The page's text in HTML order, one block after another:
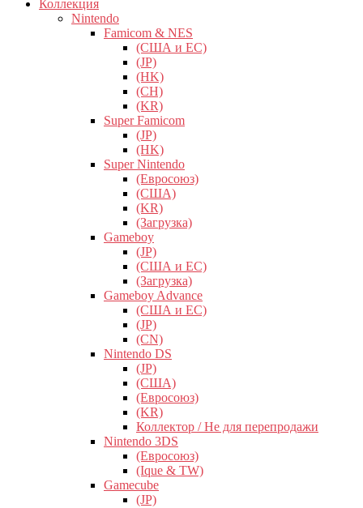
Коллекция
Nintendo
Famicom & NES
(США и ЕС)
(JP)
(HK)
(CH)
(KR)
Super Famicom
(JP)
(HK)
Super Nintendo
(Евросоюз)
(США)
(KR)
(Загрузка)
Gameboy
(JP)
(США и ЕС)
(Загрузка)
Gameboy Advance
(США и ЕС)
(JP)
(CN)
Nintendo DS
(JP)
(США)
(Евросоюз)
(KR)
Коллектор / Не для перепродажи
Nintendo 3DS
(Евросоюз)
(Ique & TW)
Gamecube
(JP)